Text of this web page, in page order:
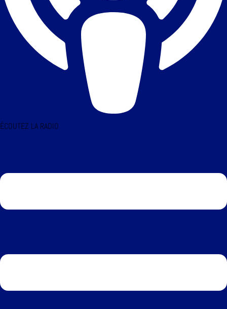
ÉCOUTEZ LA RADIO